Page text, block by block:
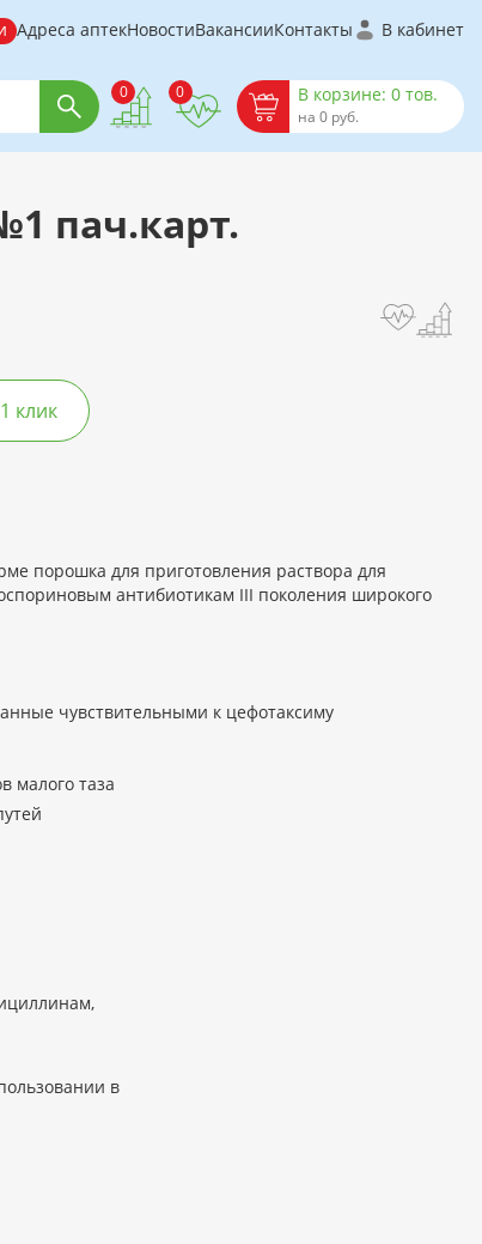
Адреса аптекНовостиВакансииКонтакты В кабинет
0 0 В корзине: 0 тов.
на 0 руб.
пач.карт.
клик
порошка для приготовления раствора для
антибиотикам III поколения широкого
чувствительными к цефотаксиму
малого таза
в